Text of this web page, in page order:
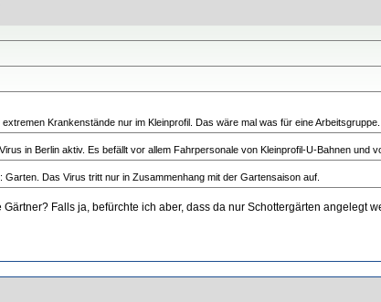
Krankenstände nur im Kleinprofil. Das wäre mal was für eine Arbeitsgruppe.
in Berlin aktiv. Es befällt vor allem Fahrpersonale von Kleinprofil-U-Bahnen und
Garten. Das Virus tritt nur in Zusammenhang mit der Gartensaison auf.
Falls ja, befürchte ich aber, dass da nur Schottergärten angelegt